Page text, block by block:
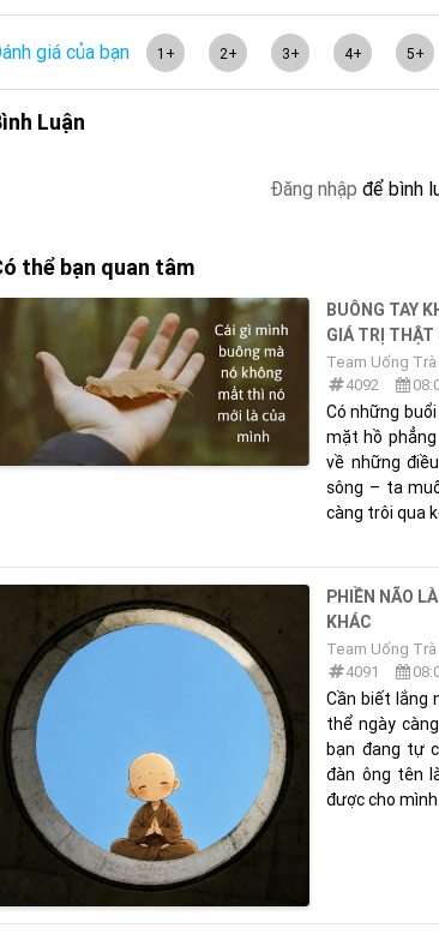
giá của bạn 1+ 2+ 3+ 4+ 5+
Luận
Đăng nhập để bình
thể bạn quan tâm
BUÔNG TAY
GIÁ TRỊ
Team Uống
4092
Có những
mặt hồ
về những
sông – ta
càng trôi qua
PHIỀN NÃO
KHÁC
Team Uống
4091
Cần biết lắng
thể ngày
bạn đang tự
đàn ông tên
được cho